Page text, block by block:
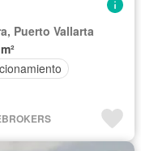
Puerto Vallarta